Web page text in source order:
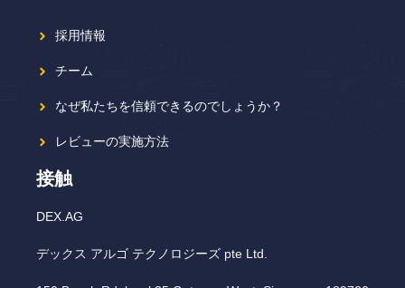
採用情報
チーム
なぜ私たちを信頼できるのでしょうか？
レビューの実施方法
接触
DEX.AG
デックス アルゴ テクノロジーズ pte Ltd.